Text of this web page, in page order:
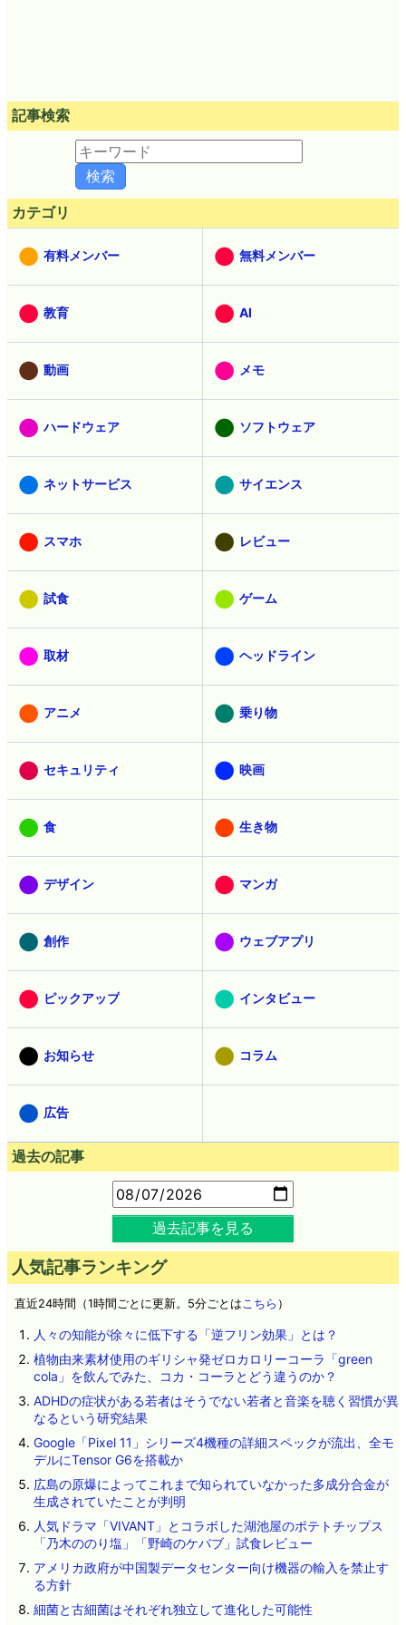
記事検索
カテゴリ
有料メンバー 無料メンバー
教育 AI
動画 メモ
ハードウェア ソフトウェア
ネットサービス サイエンス
スマホ レビュー
試食 ゲーム
取材 ヘッドライン
アニメ 乗り物
セキュリティ 映画
食 生き物
デザイン マンガ
創作 ウェブアプリ
ピックアップ インタビュー
お知らせ コラム
広告
過去の記事
過去記事を見る
人気記事ランキング
直近24時間（1時間ごとに更新。5分ごとは こちら ）
人々の知能が徐々に低下する「逆フリン効果」とは？
植物由来素材使用のギリシャ発ゼロカロリーコーラ「green
cola」を飲んでみた、コカ・コーラとどう違うのか？
ADHDの症状がある若者はそうでない若者と音楽を聴く習慣が異
なるという研究結果
Google「Pixel 11」シリーズ4機種の詳細スペックが流出、全モ
デルにTensor G6を搭載か
広島の原爆によってこれまで知られていなかった多成分合金が
生成されていたことが判明
人気ドラマ「VIVANT」とコラボした湖池屋のポテトチップス
「乃木ののり塩」「野崎のケバブ」試食レビュー
アメリカ政府が中国製データセンター向け機器の輸入を禁止す
る方針
細菌と古細菌はそれぞれ独立して進化した可能性